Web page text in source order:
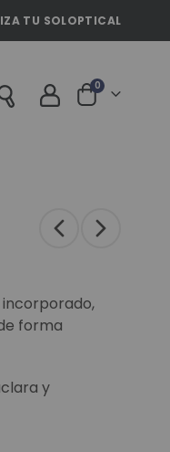
TU SOLOPTICAL
Cart
0artículos
incorporado,
forma
y